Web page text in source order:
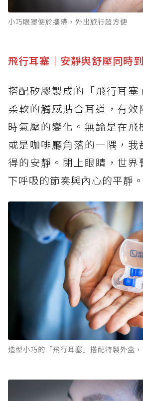
小巧眼罩便於攜帶，外出旅行超方便
飛行耳塞｜安靜與舒壓同時
搭配矽膠製成的「飛行耳塞
柔軟的觸感貼合耳道，有效
時氣壓的變化。無論是在飛
或是咖啡廳角落的一隅，我
得的安靜。閉上眼睛，世界
下呼吸的節奏與內心的平靜。
造型小巧的「飛行耳塞」搭配特製外盒